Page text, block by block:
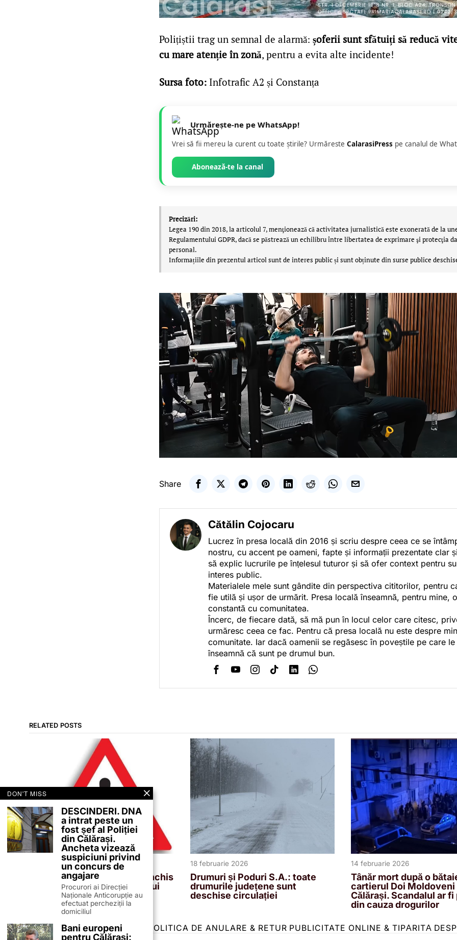
Polițiștii trag un semnal de alarmă: șoferii sunt sfătuiți să reducă
cu mare atenție în zonă, pentru a evita alte incidente!
Sursa foto: Infotrafic A2 și Constanța
Urmărește-ne pe WhatsApp!
Vrei să fii mereu la curent cu toate știrile? Urmăreste CalarasiPress pe canalul de
Abonează-te la canal
Precizări:
Legea 190 din 2018, la articolul 7, menţionează că activitatea jurnalistică este exonerată de la
Regulamentului GDPR, dacă se păstrează un echilibru între libertatea de exprimare şi protecţia
personal.
Informațiile din prezentul articol sunt de interes public și sunt obținute din surse publice
Share
Cătălin Cojocaru
Lucrez în presa locală din 2016 și scriu despre ceea ce se
nostru, cu accent pe oameni, fapte și informații prezentate clar
să explic lucrurile pe înțelesul tuturor și să ofer context pentru
interes public.
Materialele mele sunt gândite din perspectiva cititorilor, pentru
fie utilă și ușor de urmărit. Presa locală înseamnă, pentru mine,
constantă cu comunitatea.
Încerc, de fiecare dată, să mă pun în locul celor care citesc,
urmăresc ceea ce fac. Pentru că presa locală nu este despre
comunitate. Iar dacă oamenii se regăsesc în poveștile pe care le
înseamnă că sunt pe drumul bun.
RELATED POSTS
20 februarie 2026
DJ403 Mânăstirea -Luica, închis
temporar din cauza viscolului
18 februarie 2026
Drumuri și Poduri S.A.: toate
drumurile județene sunt
deschise circulației
14 februarie 2026
Tânăr mort după o
cartierul Doi Moldoveni
Călărași. Scandalul ar
din cauza drogurilor
TERMENI ȘI CONDIȚII COOKIES POLITICA DE ANULARE & RETUR PUBLICITATE ONLINE & TIPĂRITĂ
DON'T MISS
DESCINDERI. DNA
a intrat peste un
fost șef al Poliției
din Călărași.
Ancheta vizează
suspiciuni privind
un concurs de
angajare
Procurori ai Direcției
Naționale Anticorupție au
efectuat percheziții la
domiciliul
Bani europeni
pentru Călărași: